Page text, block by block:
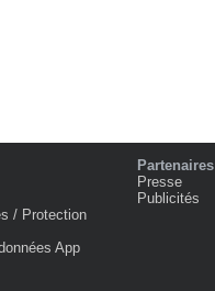
/ Protection
App
Partenaires
Presse
Publicités